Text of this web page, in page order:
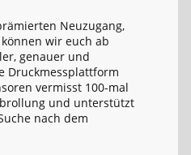
Neuzugang,
wir euch ab
genauer und
Druckmessplattform
vermisst 100-mal
und unterstützt
nach dem